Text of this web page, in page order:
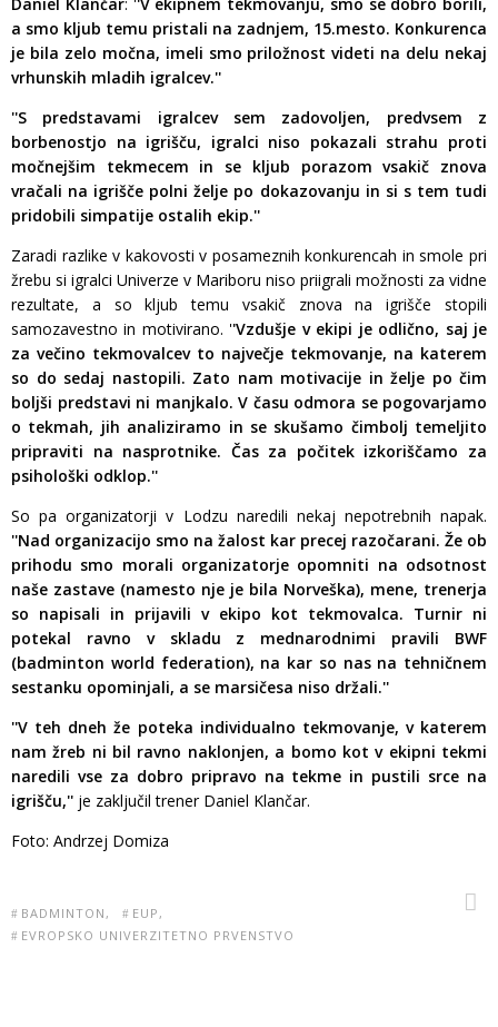
a smo kljub temu pristali na zadnjem, 15.mesto. Konkurenca
je bila zelo močna, imeli smo priložnost videti na delu nekaj
vrhunskih mladih igralcev.''
''S predstavami igralcev sem zadovoljen, predvsem z
borbenostjo na igrišču, igralci niso pokazali strahu proti
močnejšim tekmecem in se kljub porazom vsakič znova
vračali na igrišče polni želje po dokazovanju in si s tem tudi
pridobili simpatije ostalih ekip.''
Zaradi razlike v kakovosti v posameznih konkurencah in smole pri
žrebu si igralci Univerze v Mariboru niso priigrali možnosti za vidne
rezultate, a so kljub temu vsakič znova na igrišče stopili
samozavestno in motivirano. ''Vzdušje v ekipi je odlično, saj je
za večino tekmovalcev to največje tekmovanje, na katerem
so do sedaj nastopili. Zato nam motivacije in želje po čim
boljši predstavi ni manjkalo. V času odmora se pogovarjamo
o tekmah, jih analiziramo in se skušamo čimbolj temeljito
pripraviti na nasprotnike. Čas za počitek izkoriščamo za
psihološki odklop.''
So pa organizatorji v Lodzu naredili nekaj nepotrebnih napak.
''Nad organizacijo smo na žalost kar precej razočarani. Že ob
prihodu smo morali organizatorje opomniti na odsotnost
naše zastave (namesto nje je bila Norveška), mene, trenerja
so napisali in prijavili v ekipo kot tekmovalca. Turnir ni
potekal ravno v skladu z mednarodnimi pravili BWF
(badminton world federation), na kar so nas na tehničnem
sestanku opominjali, a se marsičesa niso držali.''
''V teh dneh že poteka individualno tekmovanje, v katerem
nam žreb ni bil ravno naklonjen, a bomo kot v ekipni tekmi
naredili vse za dobro pripravo na tekme in pustili srce na
igrišču,'' je zaključil trener Daniel Klančar.
Foto: Andrzej Domiza
BADMINTON
EUP
EVROPSKO UNIVERZITETNO PRVENSTVO